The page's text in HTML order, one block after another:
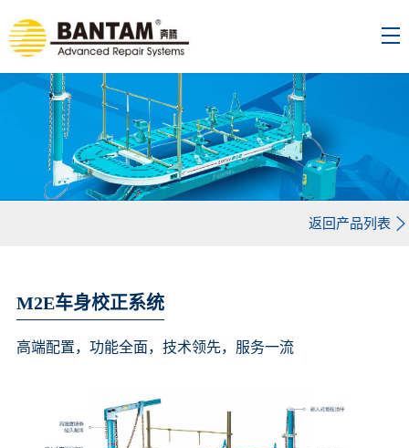
返回产品列表
M2E车身校正系统
高端配置，功能全面，技术领先，服务一流